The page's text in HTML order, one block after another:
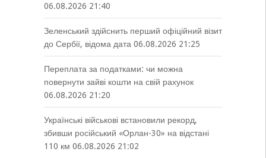
06.08.2026 21:40
Зеленський здійснить перший офіційний візит
до Сербії, відома дата 06.08.2026 21:25
Переплата за податками: чи можна
повернути зайві кошти на свій рахунок
06.08.2026 21:20
Українські військові встановили рекорд,
збивши російський «Орлан-30» на відстані
110 км 06.08.2026 21:02